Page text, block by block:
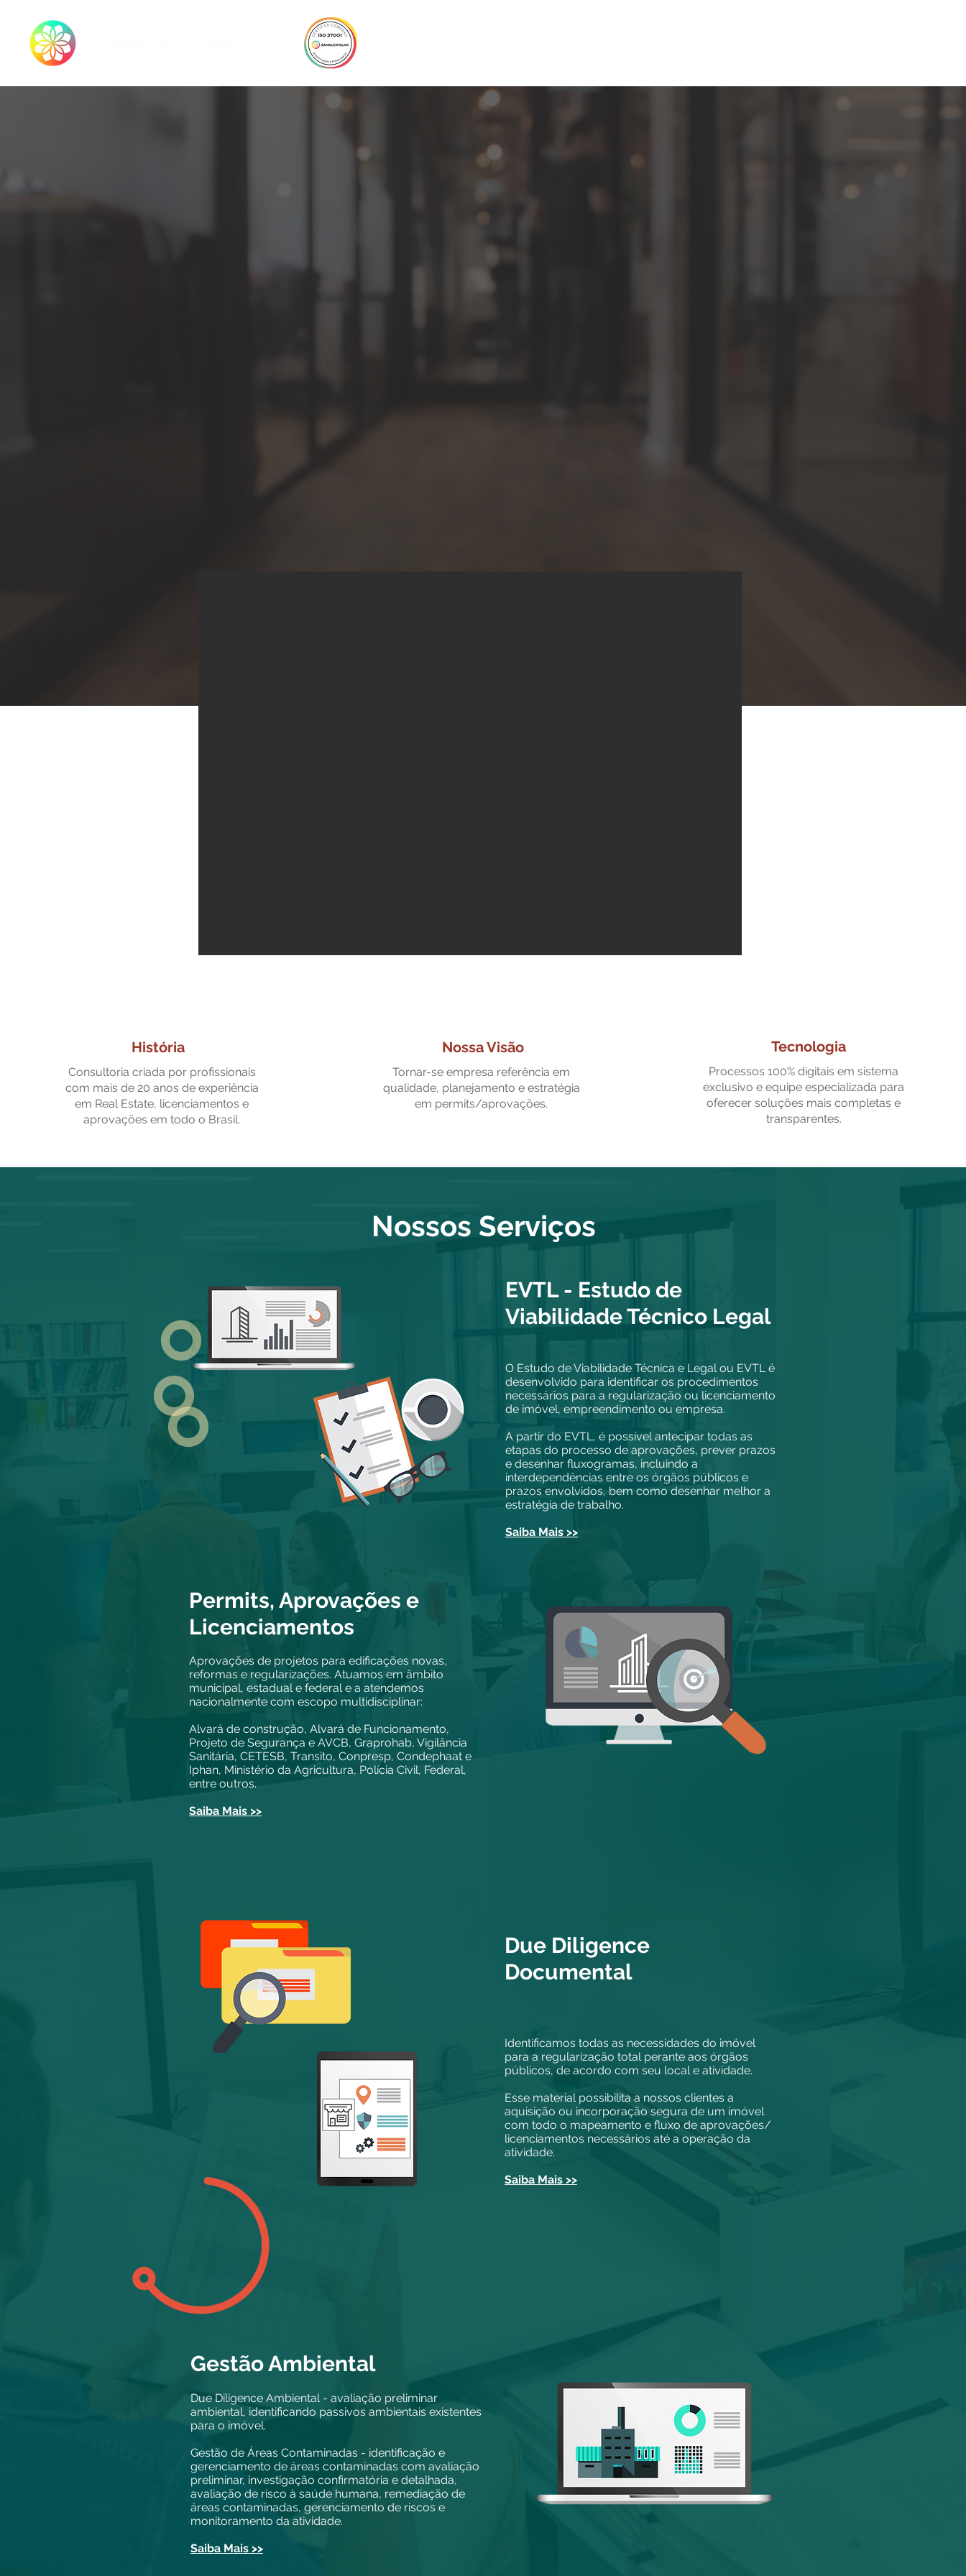
Processos ágeis, experiência e
comunicação transparente e contínua.
Seja bem-vindo a
Sanrlei Polini Engenharia
História
Consultoria criada por profissionais
com mais de 20 anos de experiência
em Real Estate, licenciamentos e
aprovações em todo o Brasil.
Nossa Visão
Tornar-se empresa referência em
qualidade, planejamento e estratégia
em permits/aprovações.
Tecnologia
Processos 100% digitais em sistema
exclusivo e equipe especializada para
oferecer soluções mais completas e
transparentes.
Nossos Serviços
EVTL - Estudo de
Viabilidade Técnico Legal
O Estudo de Viabilidade Técnica e Legal ou EVTL é
desenvolvido para identificar os procedimentos
necessários para a regularização ou licenciamento
de imóvel, empreendimento ou empresa.
A partir do EVTL, é possível antecipar todas as
etapas do processo de aprovações, prever prazos
e desenhar fluxogramas, incluindo a
interdependências entre os órgãos públicos e
prazos envolvidos, bem como desenhar melhor a
estratégia de trabalho.
Saiba Mais >>
Permits, Aprovações e
Licenciamentos
Aprovações de projetos para edificações novas,
reformas e regularizações. Atuamos em âmbito
municipal, estadual e federal e a atendemos
nacionalmente com escopo multidisciplinar:
Alvará de construção, Alvará de Funcionamento,
Projeto de Segurança e AVCB, Graprohab, Vigilância
Sanitária, CETESB, Transito, Conpresp, Condephaat e
Iphan, Ministério da Agricultura, Polícia Civil, Federal,
entre outros..
Saiba Mais >>
Due Diligence
Documental
Identificamos todas as necessidades do imóvel
para a regularização total perante aos órgãos
públicos, de acordo com seu local e atividade.
Esse material possibilita a nossos clientes a
aquisição ou incorporação segura de um imóvel
com todo o mapeamento e fluxo de aprovações/
licenciamentos necessários até a operação da
atividade.
Saiba Mais >>
Gestão Ambiental
Due Diligence Ambiental - avaliação preliminar
ambiental, identificando passivos ambientais existentes
para o imóvel.
Gestão de Áreas Contaminadas - identificação e
gerenciamento de áreas contaminadas com avaliação
preliminar, investigação confirmatória e detalhada,
avaliação de risco à saúde humana, remediação de
áreas contaminadas, gerenciamento de riscos e
monitoramento da atividade.
Saiba Mais >>